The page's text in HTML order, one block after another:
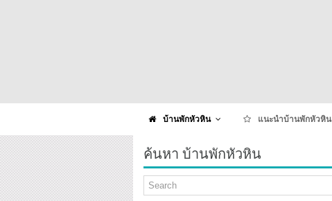
บ้านพักหัวหิน แนะนำบ้านพักหัวหิน
ค้นหา บ้านพักหัวหิน